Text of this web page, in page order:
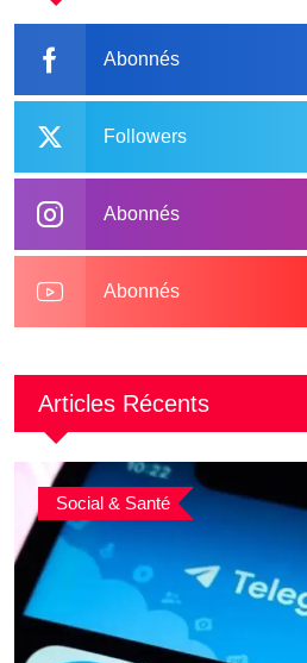
Abonnés
Followers
Abonnés
Abonnés
Articles Récents
Social & Santé